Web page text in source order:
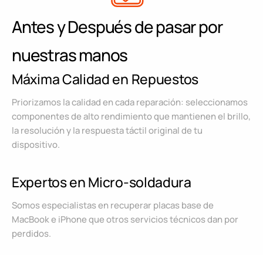
Antes y Después de pasar por
nuestras manos
Máxima Calidad en Repuestos
Priorizamos la calidad en cada reparación: seleccionamos
componentes de alto rendimiento que mantienen el brillo,
la resolución y la respuesta táctil original de tu
dispositivo.
Expertos en Micro-soldadura
Somos especialistas en recuperar placas base de
MacBook e iPhone que otros servicios técnicos dan por
perdidos.